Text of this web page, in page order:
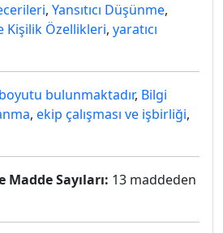
, Yansıtıcı Düşünme,
Kişilik Özellikleri, yaratıcı
bulunmaktadır, Bilgi
, ekip çalışması ve işbirliği,
Sayıları: 13 maddeden